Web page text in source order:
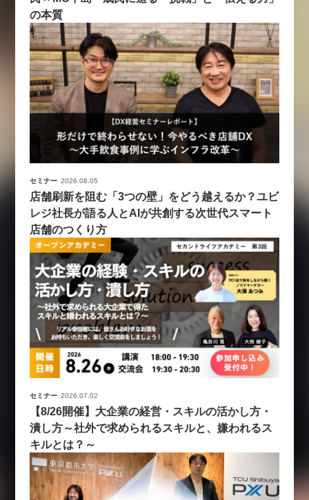
の本質
セミナー 2026.08.05
店舗刷新を阻む「3つの壁」をどう越えるか？ユビ
レジ社長が語る人とAIが共創する次世代スマート
店舗のつくり方
セミナー 2026.07.02
【8/26開催】大企業の経営・スキルの活かし方・
潰し方～社外で求められるスキルと、嫌われるス
キルとは？～